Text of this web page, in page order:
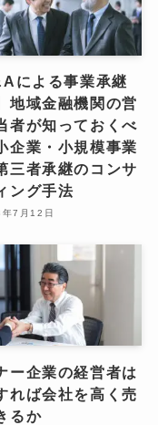
による事業承継
地域金融機関の営
者が知っておくべ
企業・小規模事業
三者承継のコンサ
ング手法
7月12日
ー企業の経営者は
れば会社を高く売
るか